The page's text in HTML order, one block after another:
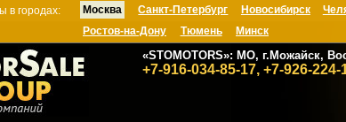
в городах: Москва
«STOMOTORS»: МО, г.Можайск,
+7-916-034-85-17, +7-926-224-
Санкт-Петербург Новосибирск
Ростов-на-Дону
Тюмень Минск